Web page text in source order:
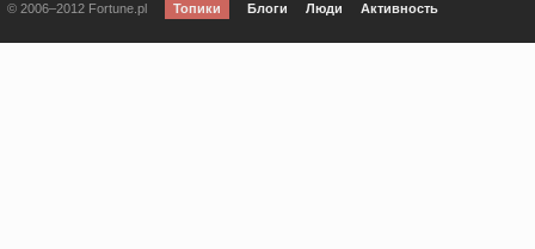
© 2006–2012 Fortune.pl Топики Блоги Люди Активность